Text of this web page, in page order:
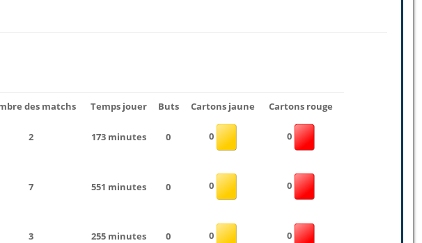
des matchs Temps jouer Buts Cartons jaune Cartons rouge
2 173 minutes 0 0 0
7 551 minutes 0 0 0
3 255 minutes 0 0 0